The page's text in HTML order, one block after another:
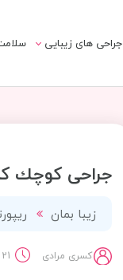
جراحی های زیبایی
جراحی كوچك
زیبا بمان
کسری مرادی 21 مهر 1401